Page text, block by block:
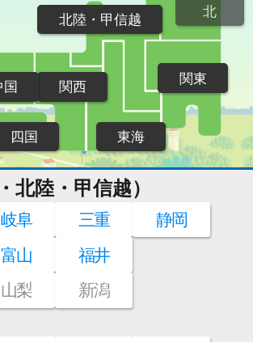
北
関東
北陸・甲信越
東海
関西
国
四国
北陸・甲信越）
岐阜 三重
静岡
富山
福井
山梨 新潟